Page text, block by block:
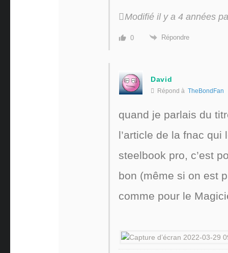
Modifié il y a 4 années
0 Répondre
David
Répond à TheBondFan
quand je parlais du
l’article de la fnac
steelbook pro, c’est
bon (même si on est
comme pour le